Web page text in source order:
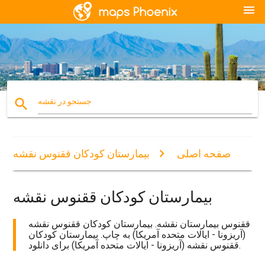
menu
search جستجو در نقشه
صفحه اصلی بیمارستان کودکان ققنوس نقشه
بیمارستان کودکان ققنوس نقشه
ققنوس بیمارستان نقشه. بیمارستان کودکان ققنوس نقشه
(آریزونا - ایالات متحده آمریکا) به چاپ. بیمارستان کودکان
ققنوس نقشه (آریزونا - ایالات متحده آمریکا) برای دانلود.